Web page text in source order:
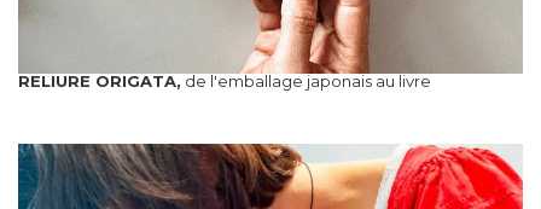
RELIURE ORIGATA, de l'emballage japonais au livre